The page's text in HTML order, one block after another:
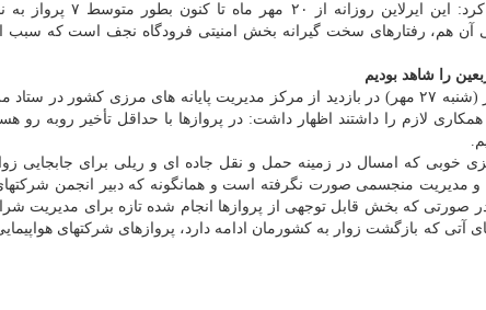
سرپرست سابق سازمان هواپیمایی كشوری اضافه كرد:
آن هم، رفتارهای سخت گیرانه بخش امنیتی فرودگاه نجف است كه سبب
را شاهد بودیم
محمد اسلامی وزیر راه و شهرسازی نیز بامداد امروز (شنبه ۲۷ مهر) در بازدید از مركز مدیریت پایانه های مرزی
لازم را داشتند اظهار داشت: در پروازها با حداقل تأخیر روبه رو
خوبی كه امسال در زمینه حمل و نقل جاده ای و ریلی برای جابجایی
منجسمی صورت نگرفته است و همانگونه كه دبیر انجمن شركتهای
در صورتی كه بخش قابل توجهی از پروازها انجام شده تازه برای مدیریت
كه بازگشت زوار به كشورمان ادامه دارد، پروازهای شركتهای هواپیمایی